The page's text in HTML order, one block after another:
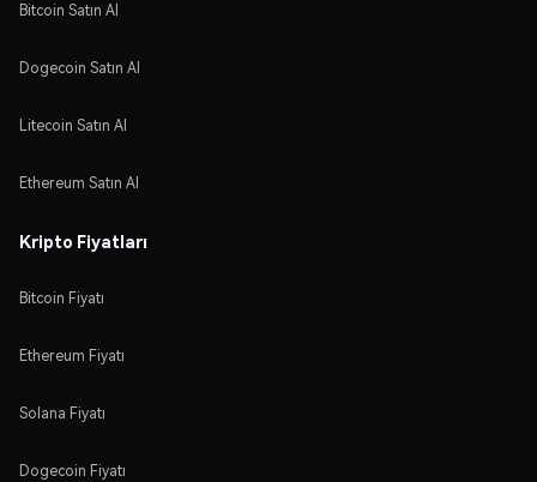
Bitcoin Satın Al
Dogecoin Satın Al
Litecoin Satın Al
Ethereum Satın Al
Kripto Fiyatları
Bitcoin Fiyatı
Ethereum Fiyatı
Solana Fiyatı
Dogecoin Fiyatı